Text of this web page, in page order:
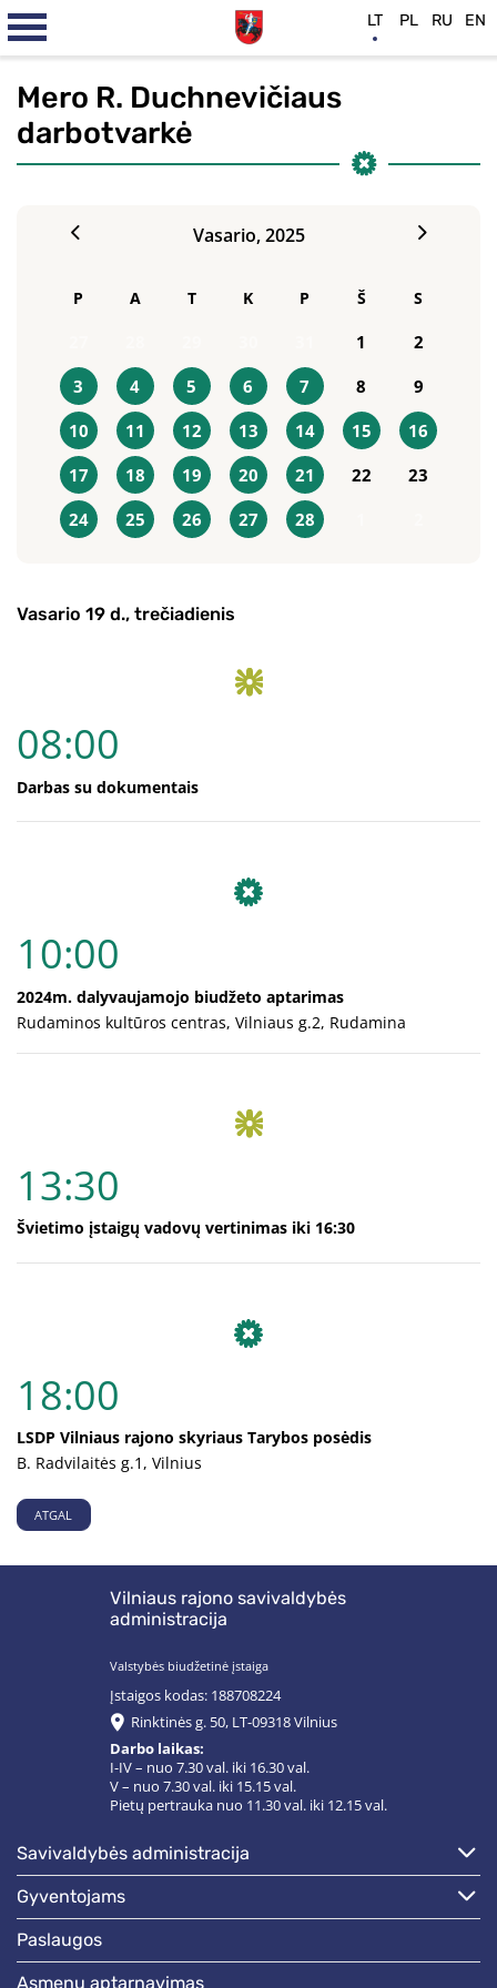
Mero R. Duchnevičiaus
darbotvarkė
Vasario, 2025
P A T K P Š S
1
2
3
4 5 6 7 8
9
10
11 12 13 14 15
16
17
18 19 20 21 22
23
24
25 26 27 28
Vasario 19 d., trečiadienis
08:00
Darbas su dokumentais
10:00
2024m. dalyvaujamojo biudžeto aptarimas
Rudaminos kultūros centras, Vilniaus g.2, Rudamina
13:30
Švietimo įstaigų vadovų vertinimas iki 16:30
18:00
LSDP Vilniaus rajono skyriaus Tarybos posėdis
B. Radvilaitės g.1, Vilnius
ATGAL
Vilniaus rajono savivaldybės
administracija
Valstybės biudžetinė įstaiga
Įstaigos kodas: 188708224
Rinktinės g. 50, LT-09318 Vilnius
Darbo laikas:
I-IV – nuo 7.30 val. iki 16.30 val.
V – nuo 7.30 val. iki 15.15 val.
Pietų pertrauka nuo 11.30 val. iki 12.15 val.
savivaldybės administracija
gyventojams
paslaugos
asmenų aptarnavimas
LT PL RU EN